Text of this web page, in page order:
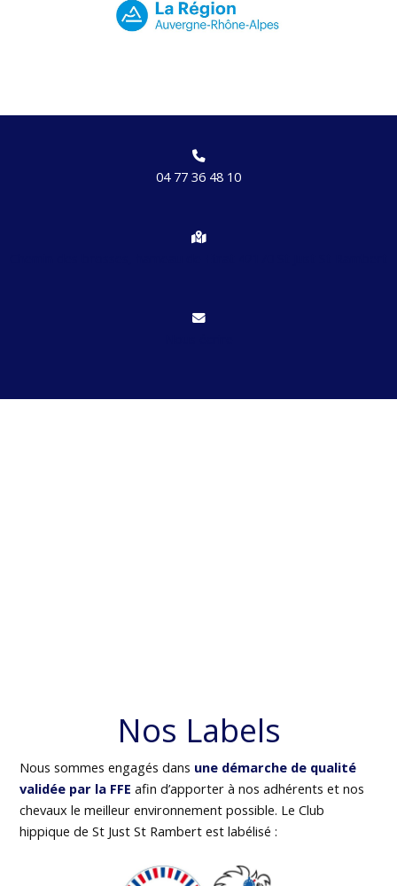
04 77 36 48 10
Nos Labels
Nous sommes engagés dans une démarche de qualité
validée par la FFE afin d’apporter à nos adhérents et nos
chevaux le meilleur environnement possible. Le Club
hippique de St Just St Rambert est labélisé :